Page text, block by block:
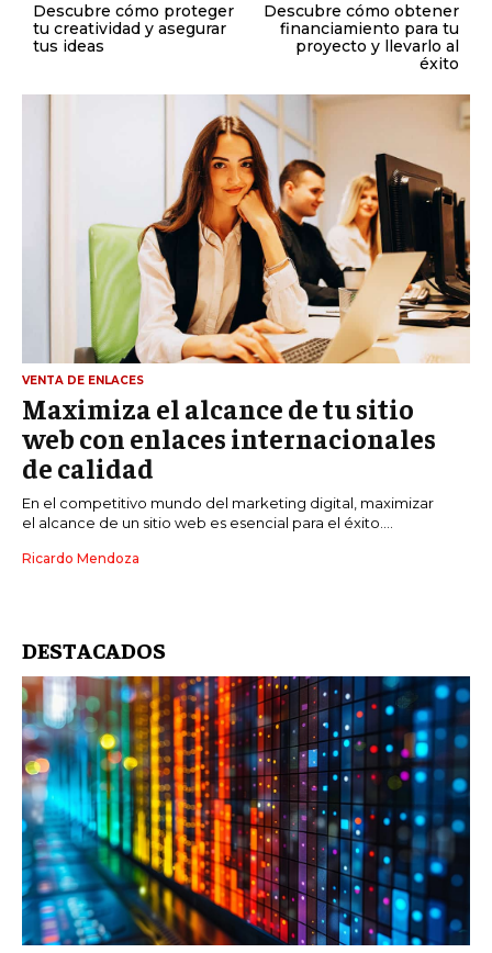
Descubre cómo proteger
tu creatividad y asegurar
tus ideas
Descubre cómo obtener
financiamiento para tu
proyecto y llevarlo al
éxito
VENTA DE ENLACES
Maximiza el alcance de tu sitio
web con enlaces internacionales
de calidad
En el competitivo mundo del marketing digital, maximizar
el alcance de un sitio web es esencial para el éxito....
Ricardo Mendoza
DESTACADOS